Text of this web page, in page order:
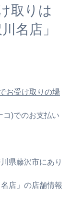
取りは
名店」
お受け取りの場
コ)でのお支払い
県藤沢市にあり
店」の店舗情報